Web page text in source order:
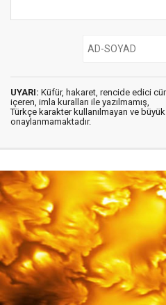
UYARI: Küfür, hakaret, rencide edici
içeren, imla kuralları ile yazılmamış,
Türkçe karakter kullanılmayan ve
onaylanmamaktadır.